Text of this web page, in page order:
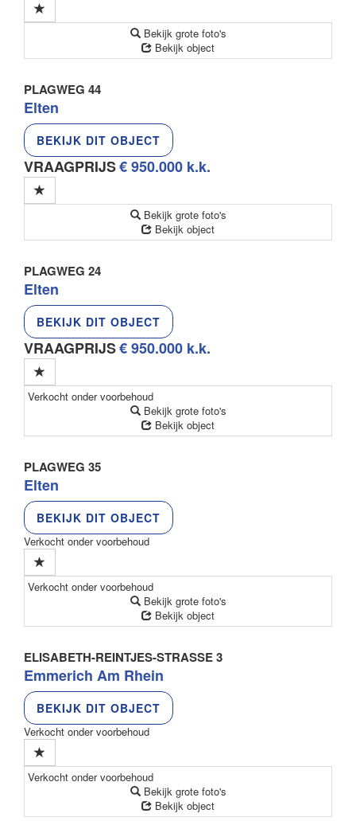
Bekijk grote foto's
Bekijk object
PLAGWEG 44
Elten
BEKIJK DIT OBJECT
VRAAGPRIJS€ 950.000 k.k.
Bekijk grote foto's
Bekijk object
PLAGWEG 24
Elten
BEKIJK DIT OBJECT
VRAAGPRIJS€ 950.000 k.k.
Verkocht onder voorbehoud
Bekijk grote foto's
Bekijk object
PLAGWEG 35
Elten
BEKIJK DIT OBJECT
Verkocht onder voorbehoud
Verkocht onder voorbehoud
Bekijk grote foto's
Bekijk object
ELISABETH-REINTJES-STRASSE 3
Emmerich Am Rhein
BEKIJK DIT OBJECT
Verkocht onder voorbehoud
Verkocht onder voorbehoud
Bekijk grote foto's
Bekijk object